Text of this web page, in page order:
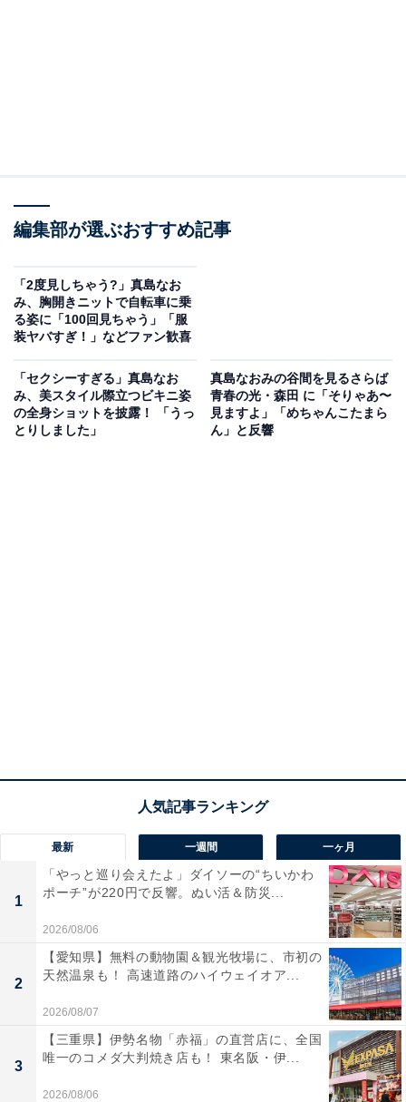
編集部が選ぶおすすめ記事
「2度見しちゃう?」真島なお
み、胸開きニットで自転車に乗
る姿に「100回見ちゃう」「服
装ヤバすぎ！」などファン歓喜
「セクシーすぎる」真島なお
み、美スタイル際立つビキニ姿
の全身ショットを披露！ 「うっ
とりしました」
真島なおみの谷間を見るさらば
青春の光・森田 に「そりゃあ〜
見ますよ」「めちゃんこたまら
ん」と反響
最新 一週間 一ヶ月
1
「やっと巡り会えたよ」ダイソーの“ちいかわ
ポーチ”が220円で反響。ぬい活＆防災...
2026/08/06
2
【愛知県】無料の動物園＆観光牧場に、市初の
天然温泉も！ 高速道路のハイウェイオア...
2026/08/07
3
【三重県】伊勢名物「赤福」の直営店に、全国
唯一のコメダ大判焼き店も！ 東名阪・伊...
2026/08/06